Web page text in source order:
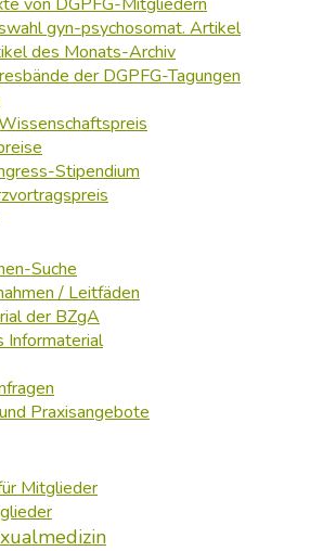
gyn-psychosomat. Artikel
des Monats-Archiv
der DGPFG-Tagungen
Stipendium
Suche
/ Leitfäden
der BZgA
Informaterial
Praxisangebote
Mitglieder